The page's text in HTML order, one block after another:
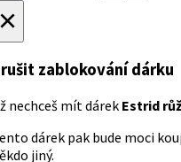
zablokování dárku
nechceš mít dárek Estrid
dárek pak bude moci
jiný.